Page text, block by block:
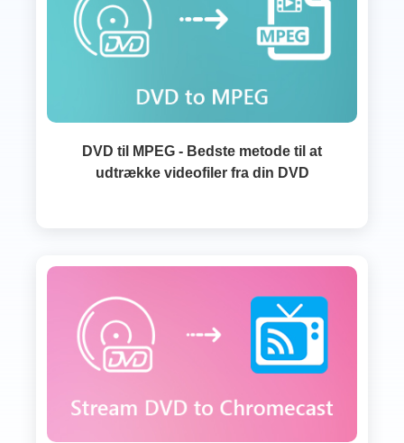
DVD til MPEG - Bedste metode til at
udtrække videofiler fra din DVD